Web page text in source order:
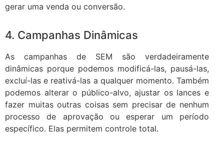
gerar uma venda ou conversão.
4. Campanhas Dinâmicas
As campanhas de SEM são verdadeiramente
dinâmicas porque podemos modificá-las, pausá-las,
excluí-las e reativá-las a qualquer momento. Também
podemos alterar o público-alvo, ajustar os lances e
fazer muitas outras coisas sem precisar de nenhum
processo de aprovação ou esperar um período
específico. Elas permitem controle total.